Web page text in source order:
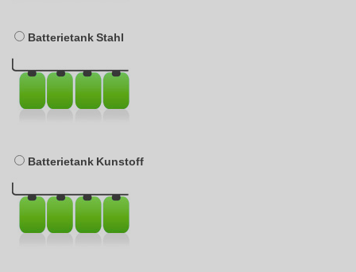
Batterietank Stahl
Batterietank Kunstoff